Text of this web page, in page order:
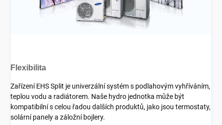
Flexibilita
Zařízení EHS Split je univerzální systém s podlahovým vyhříváním,
teplou vodu a radiátorem. Naše hydro jednotka může být
kompatibilní s celou řadou dalších produktů, jako jsou termostaty,
solární panely a záložní bojlery.